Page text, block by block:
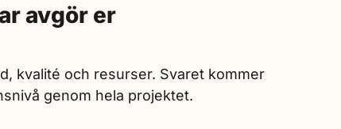
avgör er
kvalité och resurser. Svaret kommer
genom hela projektet.